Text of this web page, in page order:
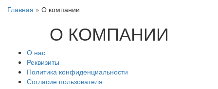
Главная » О компании
О КОМПАНИИ
О нас
Реквизиты
Политика конфиденциальности
Согласие пользователя